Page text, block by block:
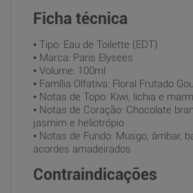
Ficha técnica
• Tipo: Eau de Toilette (EDT)
• Marca: Paris Elysees
• Volume: 100ml
• Família Olfativa: Floral Frutado
• Notas de Topo: Kiwi, lichia e
• Notas de Coração: Chocolate
jasmim e heliotrópio
• Notas de Fundo: Musgo, âmbar,
acordes amadeirados
Contraindicações